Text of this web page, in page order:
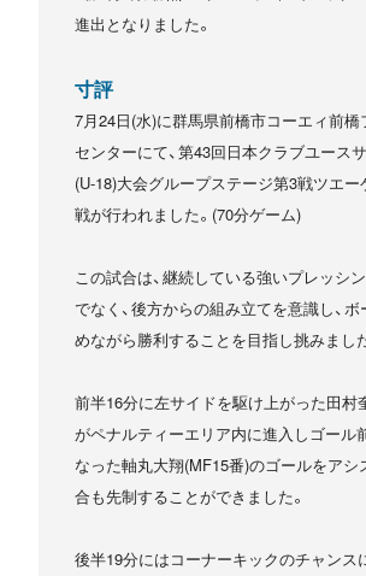
進出となりました。
寸評
7月24日(水)に群馬県前橋市コーエィ前
センターにて、第43回日本クラブユース
(U-18)大会グループステージ第3戦ツエー
戦が行われました。(70分ゲーム)
この試合は、継続している強いプレッシ
でなく、後方からの組み立てを意識し、
めながら勝利することを目指し挑みまし
前半16分に左サイドを駆け上がった田村
がペナルティーエリア内に進入しゴール
なった軸丸大翔(MF15番)のゴールをアシ
合も先制することができました。
後半19分にはコーナーキックのチャンス